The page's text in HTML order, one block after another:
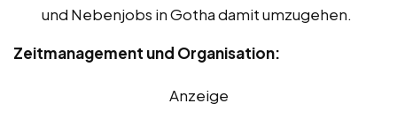
und Nebenjobs in Gotha damit umzugehen.
Zeitmanagement und Organisation:
Anzeige